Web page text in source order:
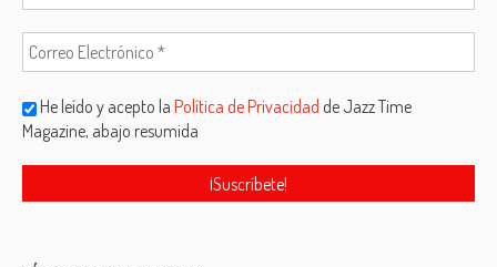
He leído y acepto laPolítica de Privacidad de Jazz Time
Magazine, abajo resumida